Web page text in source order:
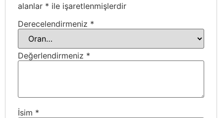
alanlar * ile işaretlenmişlerdir
Derecelendirmeniz *
Değerlendirmeniz *
İsim *